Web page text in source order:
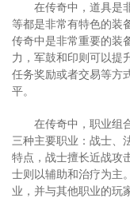
在传奇中，道具是
等都是非常有特色的装
传奇中是非常重要的装
力，军鼓和印则可以提
任务奖励或者交易等方
平。
在传奇中，职业组
三种主要职业：战士、
特点，战士擅长近战攻
士则以辅助和治疗为主
业，并与其他职业的玩